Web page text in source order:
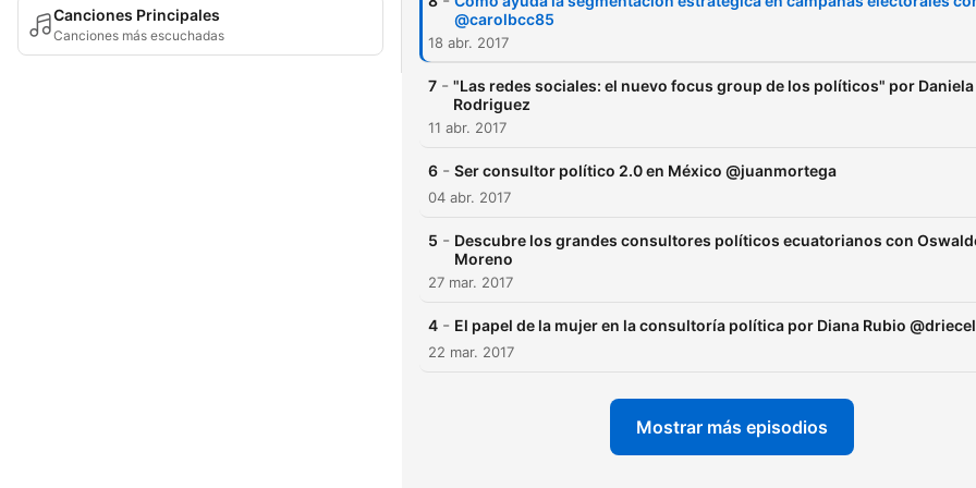
Canciones Principales
Canciones más escuchadas
@carolbcc85
18 abr. 2017
7 - "Las redes sociales: el nuevo focus group de los políticos" por Daniela
Rodriguez
11 abr. 2017
6 - Ser consultor político 2.0 en México @juanmortega
04 abr. 2017
5 - Descubre los grandes consultores políticos ecuatorianos con
Moreno
27 mar. 2017
4 -
22 mar. 2017
Mostrar más episodios